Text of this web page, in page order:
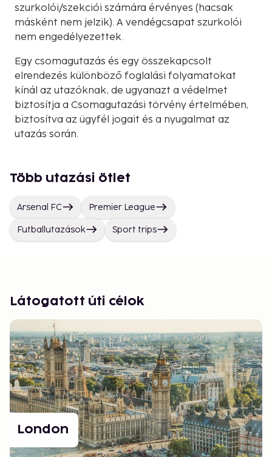
szurkolói/szekciói számára érvényes (hacsak
másként nem jelzik). A vendégcsapat szurkolói
nem engedélyezettek.
Egy csomagutazás és egy összekapcsolt
elrendezés különböző foglalási folyamatokat
kínál az utazóknak, de ugyanazt a védelmet
biztosítja a Csomagutazási törvény értelmében,
biztosítva az ügyfél jogait és a nyugalmat az
utazás során.
Több utazási ötlet
Arsenal FC Premier League
Futballutazások Sport trips
Látogatott úti célok
London